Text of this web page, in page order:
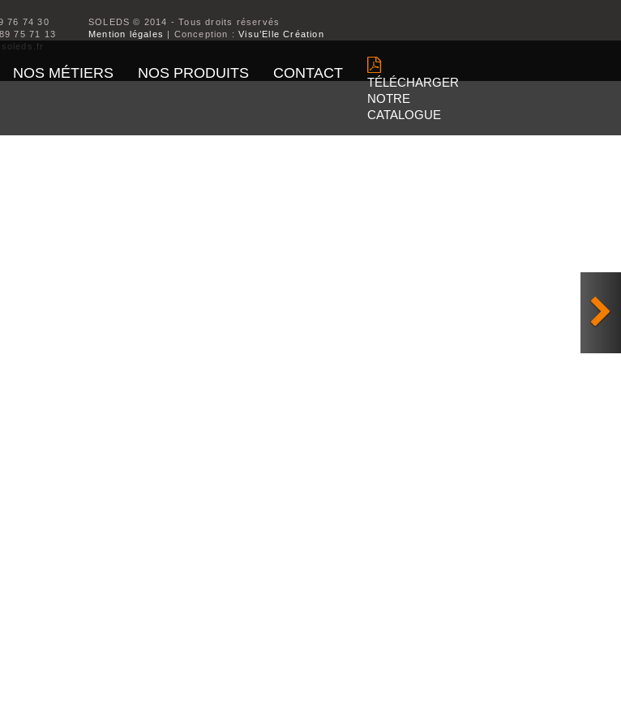
NOS MÉTIERS NOS PRODUITS CONTACT
TÉLÉCHARGER
NOTRE
CATALOGUE
76 74 30
75 71 13
SOLEDS © 2014 - Tous droits réservés
Mention légales | Conception :Visu’Elle Création